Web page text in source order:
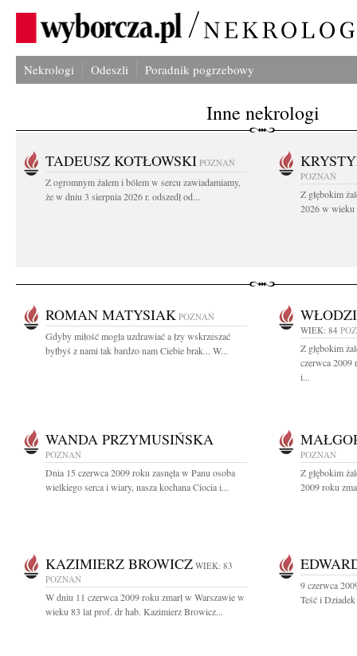
Nekrologi Odeszli Poradnik pogrzebowy
Inne nekrologi
TADEUSZ KOTŁOWSKI POZNAŃ
Z ogromnym żalem i bólem w sercu zawiadamiamy,
że w dniu 3 sierpnia 2026 r. odszedł od...
POZNAŃ
Z głębokim
2026 w wieku
ROMAN MATYSIAK POZNAŃ
Gdyby miłość mogła uzdrawiać a łzy wskrzeszać
byłbyś z nami tak bardzo nam Ciebie brak... W...
WIEK: 84
Z głębokim
czerwca 2009
i...
WANDA PRZYMUSIŃSKA
POZNAŃ
Dnia 15 czerwca 2009 roku zasnęła w Panu osoba
wielkiego serca i wiary, nasza kochana Ciocia i...
POZNAŃ
Z głębokim
2009 roku
KAZIMIERZ BROWICZ WIEK: 83
POZNAŃ
W dniu 11 czerwca 2009 roku zmarł w Warszawie w
wieku 83 lat prof. dr hab. Kazimierz Browicz...
9 czerwca
Teść i